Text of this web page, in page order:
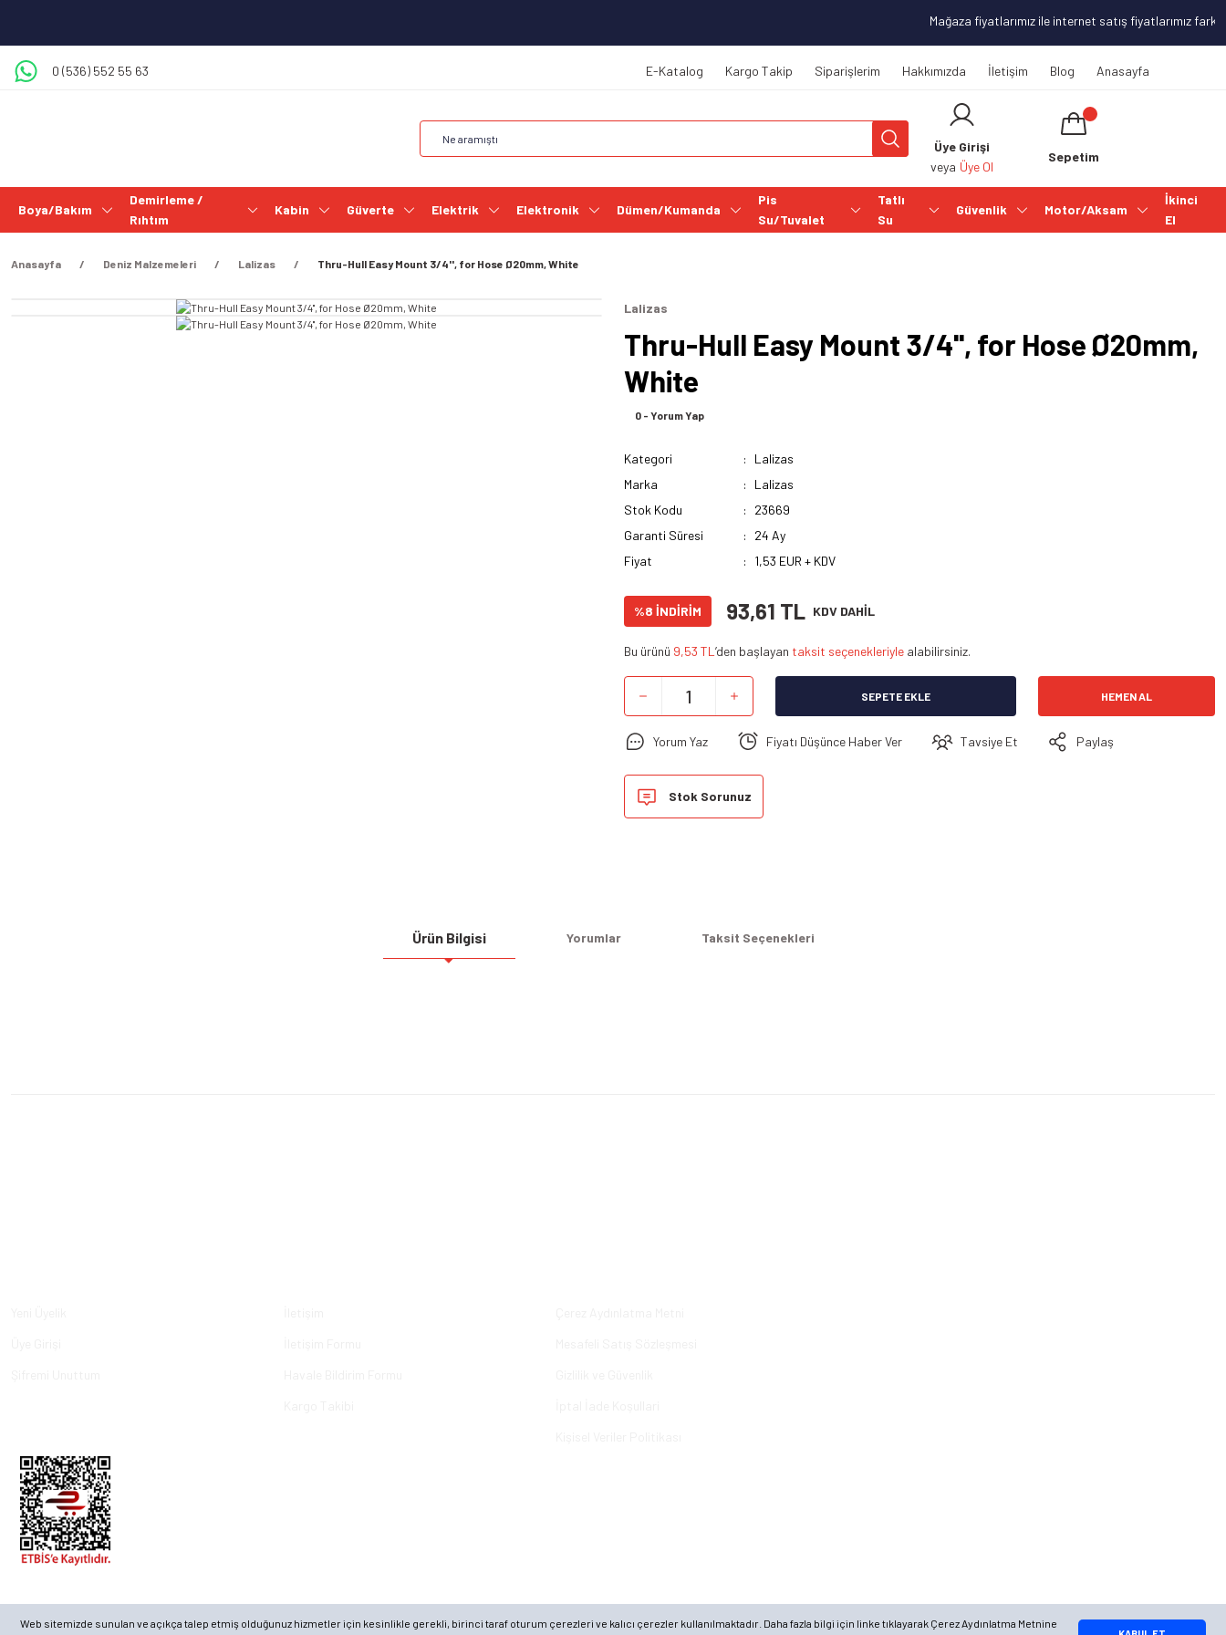
Web sitemizde sunulan ve açıkça talep etmiş olduğunuz hizmetler için kesinlikle gerekli, birinci taraf oturum çerezleri ve kalıcı çerezler kullanılmaktadır. Daha fazla bilgi için linke tıklayarak Çerez Aydınlatma Metnine
Whatsapp Bilgi Hattı
Mağaza fiyatlarımız ile internet satış fiyatlarımız
0 (536) 552 55 63 E-Katalog Kargo Takip Siparişlerim Hakkımızda İletişim Blog Anasayfa
Üye Girişi
veya Üye Ol
Sepetim
Boya/Bakım
Demirleme /
Rıhtım
Kabin Güverte Elektrik Elektronik Dümen/Kumanda
Pis
Su/Tuvalet
Tatlı
Su
Güvenlik Motor/Aksam
İkinci
El
Anasayfa Deniz Malzemeleri Lalizas Thru-Hull Easy Mount 3/4'', for Hose Ø20mm, White
Lalizas
Thru-Hull Easy Mount 3/4'', for Hose Ø20mm,
White
0 - Yorum Yap
Kategori
Lalizas
Marka
Lalizas
Stok Kodu
23669
Garanti Süresi
24 Ay
Fiyat
1,53 EUR + KDV
%8 İNDİRİM 93,61 TL KDV DAHİL
Bu ürünü 9,53 TL ’den başlayan taksit seçenekleriyle alabilirsiniz.
SEPETE EKLE HEMEN AL
Yorum Yaz Fiyatı Düşünce Haber Ver Tavsiye Et Paylaş
Stok Sorunuz
Ürün Bilgisi Yorumlar Taksit Seçenekleri